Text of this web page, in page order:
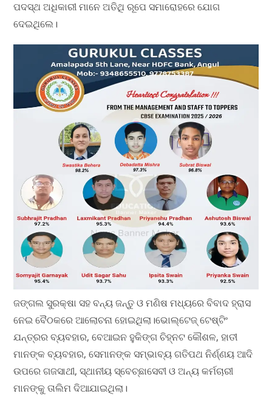
ପଦସ୍ଥ ଅଧିକାରୀ ମାନେ ଅତିଥି ରୂପେ ସମାରୋହରେ ଯୋଗ
ଦେଇଥିଲେ।
ଜଙ୍ଗଲ ସୁରକ୍ଷା ସହ ବନ୍ୟ ଜନ୍ତୁ ଓ ମଣିଷ ମଧ୍ୟରେ ବିବାଦ ହ୍ରାସ
ନେଇ ବୈଠକରେ ଆଲୋଚନା ହୋଇଥିଲା।ଭୋଲ୍ଟେଜ୍ ଟେଷ୍ଟିଂ
ଯନ୍ତ୍ରର ବ୍ୟବହାର, ବେଆଇନ ହୁକିଙ୍ଗ ଚିହ୍ନଟ କୌଶଳ, ହାତୀ
ମାନଙ୍କ ବ୍ୟବହାର, ସେମାନଙ୍କ ସମ୍ଭାବ୍ୟ ଗତିପଥ ନିର୍ଣ୍ଣୟ ଆଦି
ଉପରେ ଗଜସାଥୀ, ସ୍ଥାନୀୟ ସ୍ବେଚ୍ଛାସେବୀ ଓ ଅନ୍ୟ କର୍ମଚାରୀ
ମାନଙ୍କୁ ତାଲିମ ଦିଆଯାଇଥିଲା।